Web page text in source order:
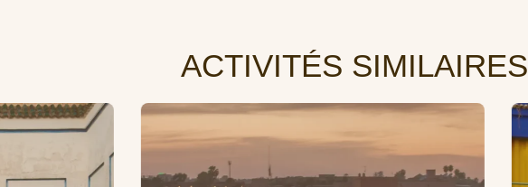
ACTIVITÉS SIMILAIRES